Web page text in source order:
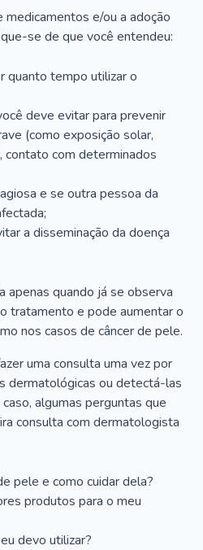
e/ou a adoção
se de que você entendeu:
quanto tempo utilizar o
deve evitar para prevenir
(como exposição solar,
contato com determinados
e se outra pessoa da
a disseminação da doença
apenas quando já se observa
tratamento e pode aumentar o
nos casos de câncer de pele.
uma consulta uma vez por
dermatológicas ou detectá-las
algumas perguntas que
consulta com dermatologista
pele e como cuidar dela?
produtos para o meu
devo utilizar?